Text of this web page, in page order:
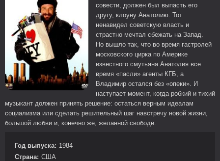
совести, должен был выпасть его
другу, клоуну Анатолию. Тот
ненавидел советскую власть и
страстно мечтал сбежать на Запад.
Но вышло так, что во время гастролей
московского цирка по Америке
известного смутьяна Анатолия все
время «пасли» агенты КГБ, а
Владимир остался без «опеки». И
наступает момент, когда робкий и тихий
музыкант должен принять решение: остаться верным идеалам
социализма или сделать решительный шаг навстречу новой жизни,
большой любви и, конечно же, желанной свободе.
Год выпуска: 1984
Страна: США